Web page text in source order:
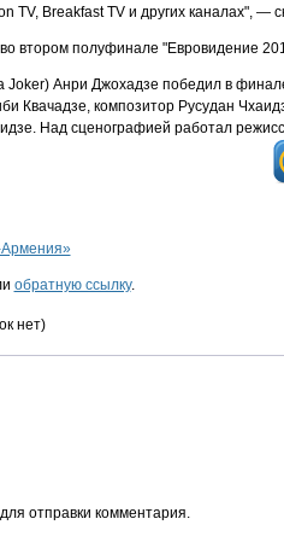
TV, Breakfast TV и других каналах", —
втором полуфинале "Евровидение
Анри Джохадзе победил в
Квачадзе, композитор Русудан
Над сценографией работал
обратную ссылку.
нет)
для отправки комментария.